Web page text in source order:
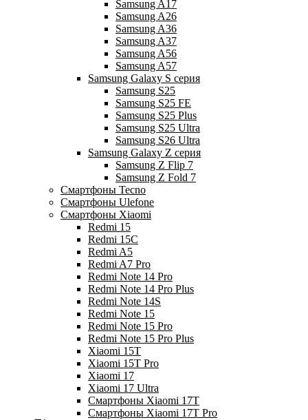
Samsung A17
Samsung A26
Samsung A36
Samsung A37
Samsung A56
Samsung A57
Samsung Galaxy S серия
Samsung S25
Samsung S25 FE
Samsung S25 Plus
Samsung S25 Ultra
Samsung S26 Ultra
Samsung Galaxy Z серия
Samsung Z Flip 7
Samsung Z Fold 7
Смартфоны Tecno
Смартфоны Ulefone
Смартфоны Xiaomi
Redmi 15
Redmi 15C
Redmi A5
Redmi A7 Pro
Redmi Note 14 Pro
Redmi Note 14 Pro Plus
Redmi Note 14S
Redmi Note 15
Redmi Note 15 Pro
Redmi Note 15 Pro Plus
Xiaomi 15T
Xiaomi 15T Pro
Xiaomi 17
Xiaomi 17 Ultra
Смартфоны Xiaomi 17Т
Смартфоны Xiaomi 17Т Pro